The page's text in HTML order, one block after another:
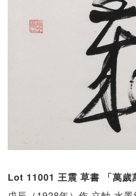
Lot 11001 王震 草書 「萬歲